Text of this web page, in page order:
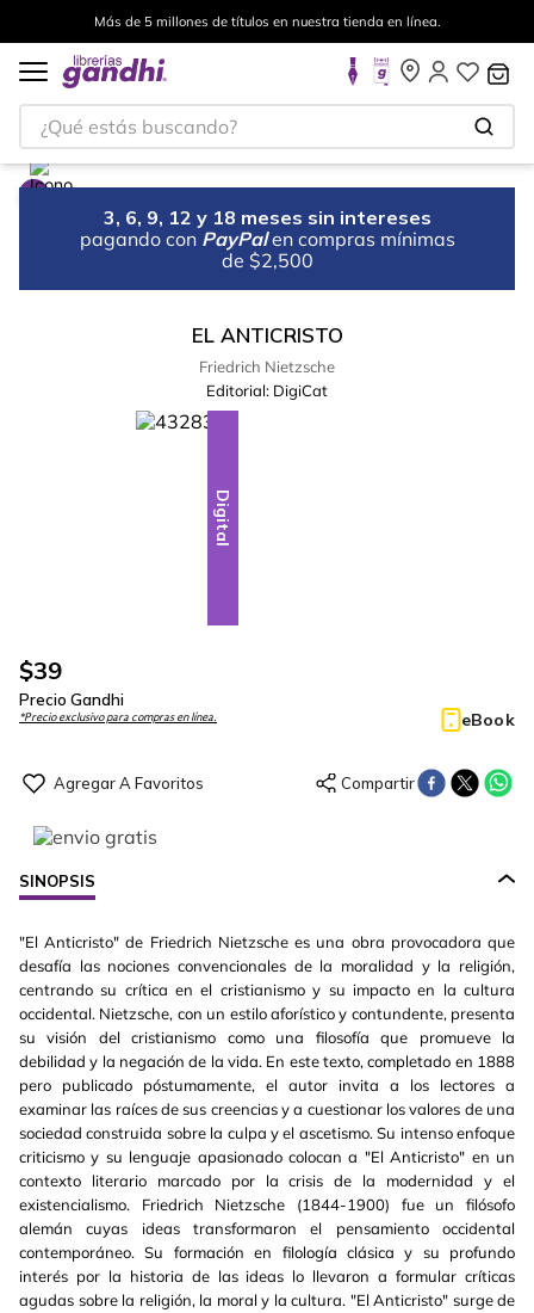
Más de 5 millones de títulos en nuestra tienda en línea.
¿Qué estás buscando?
3, 6, 9, 12 y 18 meses sin intereses
pagando con PayPal en compras mínimas
de $2,500
EL ANTICRISTO
Friedrich Nietzsche
Editorial: DigiCat
Digital
$39
Precio Gandhi
*Precio exclusivo para compras en línea. eBook
SINOPSIS
"El Anticristo" de Friedrich Nietzsche es una obra provocadora que
desafía las nociones convencionales de la moralidad y la religión,
centrando su crítica en el cristianismo y su impacto en la cultura
occidental. Nietzsche, con un estilo aforístico y contundente, presenta
su visión del cristianismo como una filosofía que promueve la
debilidad y la negación de la vida. En este texto, completado en 1888
pero publicado póstumamente, el autor invita a los lectores a
examinar las raíces de sus creencias y a cuestionar los valores de una
sociedad construida sobre la culpa y el ascetismo. Su intenso enfoque
criticismo y su lenguaje apasionado colocan a "El Anticristo" en un
contexto literario marcado por la crisis de la modernidad y el
existencialismo. Friedrich Nietzsche (1844-1900) fue un filósofo
alemán cuyas ideas transformaron el pensamiento occidental
contemporáneo. Su formación en filología clásica y su profundo
interés por la historia de las ideas lo llevaron a formular críticas
agudas sobre la religión, la moral y la cultura. "El Anticristo" surge de